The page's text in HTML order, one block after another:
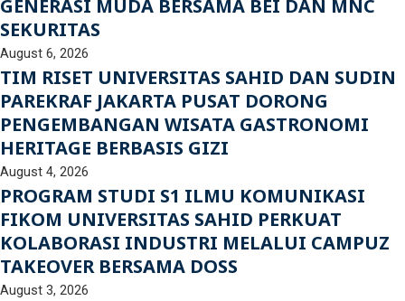
GENERASI MUDA BERSAMA BEI DAN MNC
SEKURITAS
August 6, 2026
TIM RISET UNIVERSITAS SAHID DAN SUDIN
PAREKRAF JAKARTA PUSAT DORONG
PENGEMBANGAN WISATA GASTRONOMI
HERITAGE BERBASIS GIZI
August 4, 2026
PROGRAM STUDI S1 ILMU KOMUNIKASI
FIKOM UNIVERSITAS SAHID PERKUAT
KOLABORASI INDUSTRI MELALUI CAMPUZ
TAKEOVER BERSAMA DOSS
August 3, 2026